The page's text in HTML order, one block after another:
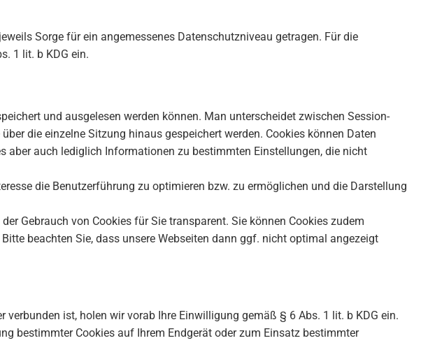
Sorge für ein angemessenes Datenschutzniveau getragen. Für die
1 lit. b KDG ein.
und ausgelesen werden können. Man unterscheidet zwischen Session-
die einzelne Sitzung hinaus gespeichert werden. Cookies können Daten
aber auch lediglich Informationen zu bestimmten Einstellungen, die nicht
die Benutzerführung zu optimieren bzw. zu ermöglichen und die Darstellung
Gebrauch von Cookies für Sie transparent. Sie können Cookies zudem
beachten Sie, dass unsere Webseiten dann ggf. nicht optimal angezeigt
ist, holen wir vorab Ihre Einwilligung gemäß § 6 Abs. 1 lit. b KDG ein.
bestimmter Cookies auf Ihrem Endgerät oder zum Einsatz bestimmter